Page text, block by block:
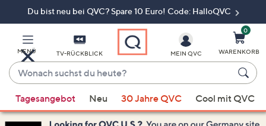
Du bist neu bei QVC? Spare 10 Euro! Code: HalloQVC
MENÜ TV-RÜCKBLICK
Wonach
suchst
du
heute?
Vorschläge
verfügbar
MEIN QVC
0
WARENKORB
Tagesangebot Neu 30 Jahre QVC Cool mit QVC